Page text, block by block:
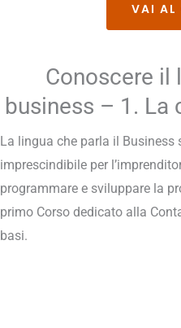
VAI AL
Conoscere il
business – 1. La
La lingua che parla il
imprescindibile per
programmare e sviluppare la
primo Corso dedicato alla
basi.